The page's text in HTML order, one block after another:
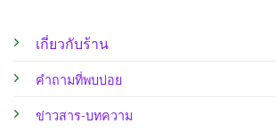
เกี่ยวกับร้าน
คำถามที่พบบ่อย
ข่าวสาร-บทความ